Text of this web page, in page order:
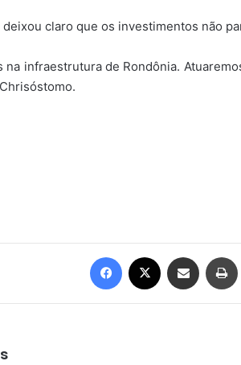
claro que os investimentos não
na infraestrutura de Rondônia.
Facebook Compartilhar via e-mail